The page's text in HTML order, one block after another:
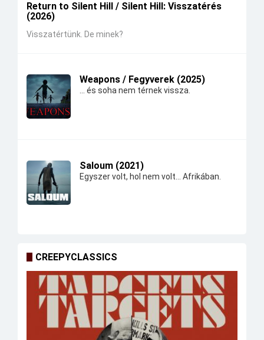
Return to Silent Hill / Silent Hill: Visszatérés
(2026)
Visszatértünk. De minek?
Weapons / Fegyverek (2025)
... és soha nem térnek vissza.
Saloum (2021)
Egyszer volt, hol nem volt... Afrikában.
CREEPYCLASSICS